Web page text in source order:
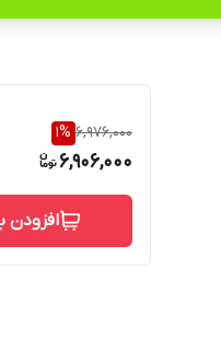
6,976,000
1%
6,906,000
افزودن